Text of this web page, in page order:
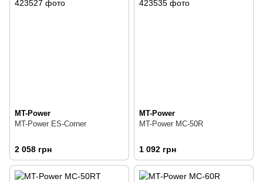
MT-Power
MT-Power ES-Corner
2 058 грн
MT-Power
MT-Power MC-50R
1 092 грн